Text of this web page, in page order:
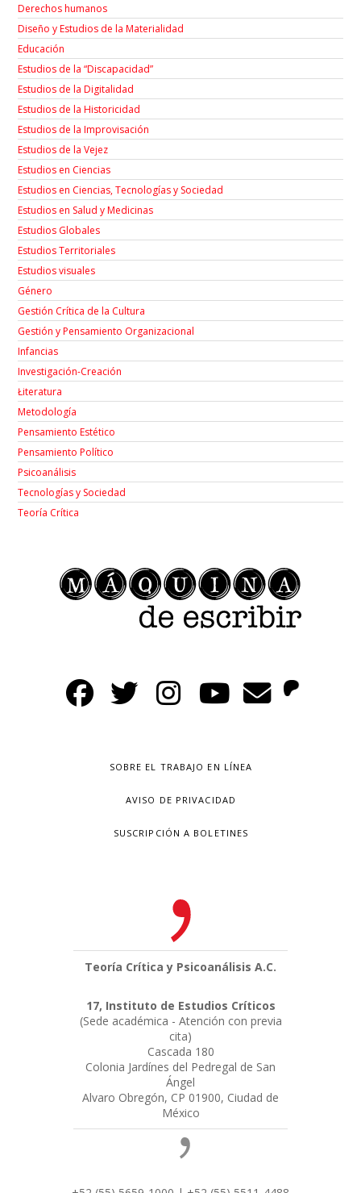
Derechos humanos
Diseño y Estudios de la Materialidad
Educación
Estudios de la “Discapacidad”
Estudios de la Digitalidad
Estudios de la Historicidad
Estudios de la Improvisación
Estudios de la Vejez
Estudios en Ciencias
Estudios en Ciencias, Tecnologías y Sociedad
Estudios en Salud y Medicinas
Estudios Globales
Estudios Territoriales
Estudios visuales
Género
Gestión Crítica de la Cultura
Gestión y Pensamiento Organizacional
Infancias
Investigación-Creación
Łiteratura
Metodología
Pensamiento Estético
Pensamiento Político
Psicoanálisis
Tecnologías y Sociedad
Teoría Crítica
SOBRE EL TRABAJO EN LÍNEA
AVISO DE PRIVACIDAD
SUSCRIPCIÓN A BOLETINES
Teoría Crítica y Psicoanálisis A.C.
17, Instituto de Estudios Críticos
(Sede académica - Atención con previa
cita)
Cascada 180
Colonia Jardínes del Pedregal de San
Ángel
Alvaro Obregón, CP 01900, Ciudad de
México